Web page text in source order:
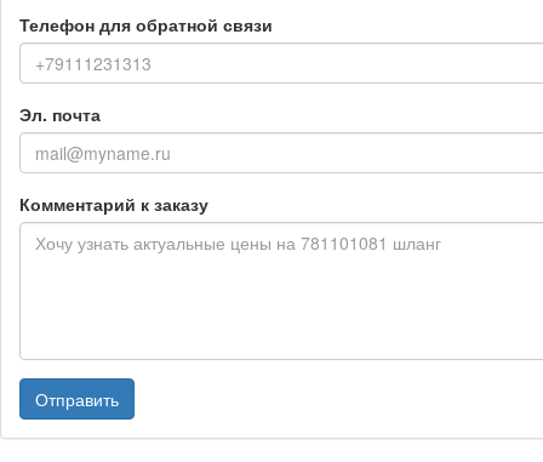
Телефон для обратной связи
Эл. почта
Комментарий к заказу
Отправить